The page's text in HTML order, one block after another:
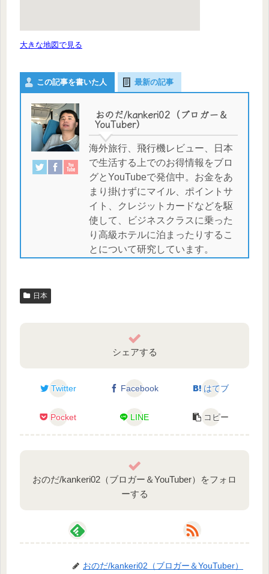
大きな地図で見る
この記事を書いた人 最新の記事
おのだ/kankeri02（ブロガー＆
YouTuber）
海外旅行、飛行機レビュー、日本
で生活する上でのお得情報をブロ
グとYouTubeで発信中。お金をあ
まり掛けずにマイル、ポイントサ
イト、クレジットカードなどを駆
使して、ビジネスクラスに乗った
り高級ホテルに泊まったりするこ
とについて研究しています。
日本
シェアする
Twitter Facebook はてブ
Pocket LINE コピー
おのだ/kankeri02（ブロガー＆YouTuber）をフォロ
ーする
おのだ/kankeri02（ブロガー＆YouTuber）